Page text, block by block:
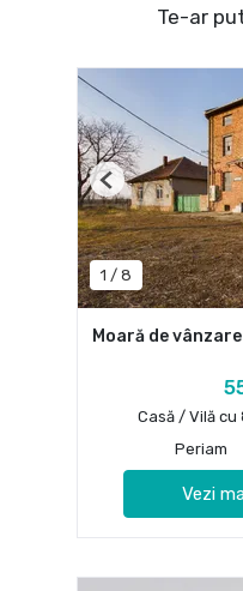
Te-ar
1 / 8
Previous
Moară de
Casă / Vilă
Periam
Vezi